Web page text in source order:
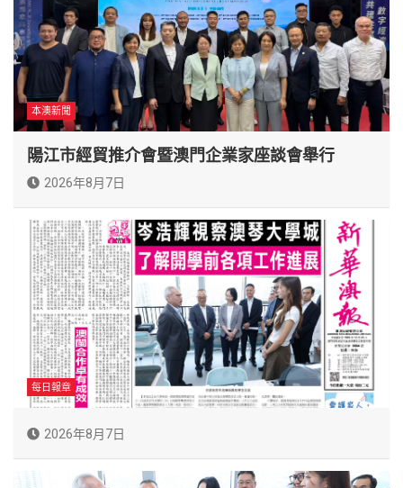
本澳新聞
陽江市經貿推介會暨澳門企業家座談會舉行
2026年8月7日
每日報章
2026年8月7日